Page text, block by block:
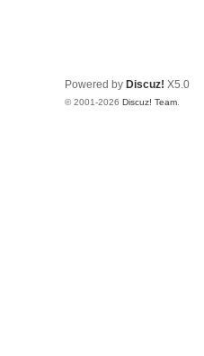
Powered by Discuz! X5.0
© 2001-2026 Discuz! Team